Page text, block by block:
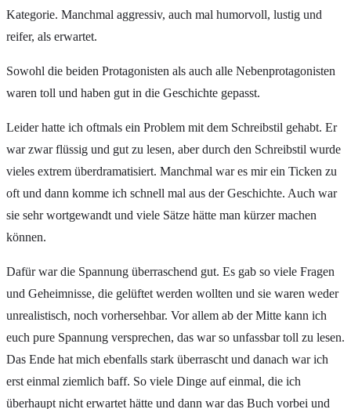
Kategorie. Manchmal aggressiv, auch mal humorvoll, lustig und
reifer, als erwartet.
Sowohl die beiden Protagonisten als auch alle Nebenprotagonisten
waren toll und haben gut in die Geschichte gepasst.
Leider hatte ich oftmals ein Problem mit dem Schreibstil gehabt. Er
war zwar flüssig und gut zu lesen, aber durch den Schreibstil wurde
vieles extrem überdramatisiert. Manchmal war es mir ein Ticken zu
oft und dann komme ich schnell mal aus der Geschichte. Auch war
sie sehr wortgewandt und viele Sätze hätte man kürzer machen
können.
Dafür war die Spannung überraschend gut. Es gab so viele Fragen
und Geheimnisse, die gelüftet werden wollten und sie waren weder
unrealistisch, noch vorhersehbar. Vor allem ab der Mitte kann ich
euch pure Spannung versprechen, das war so unfassbar toll zu lesen.
Das Ende hat mich ebenfalls stark überrascht und danach war ich
erst einmal ziemlich baff. So viele Dinge auf einmal, die ich
überhaupt nicht erwartet hätte und dann war das Buch vorbei und